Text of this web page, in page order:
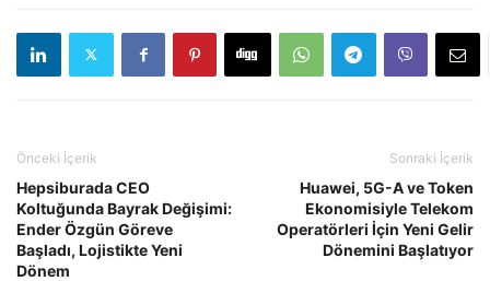
Önceki İçerik
Hepsiburada CEO
Koltuğunda Bayrak Değişimi:
Ender Özgün Göreve
Başladı, Lojistikte Yeni
Dönem
Sonraki İçerik
Huawei, 5G-A ve Token
Ekonomisiyle Telekom
Operatörleri İçin Yeni Gelir
Dönemini Başlatıyor